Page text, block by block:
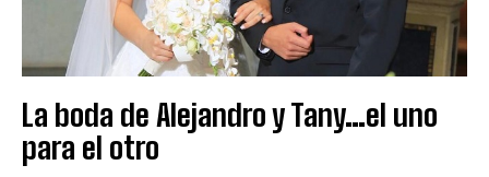
La boda de Alejandro y Tany…el uno
para el otro